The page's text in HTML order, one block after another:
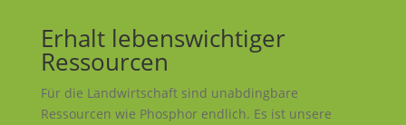
Erhalt lebenswichtiger
Ressourcen
Für die Landwirtschaft sind unabdingbare
Ressourcen wie Phosphor endlich. Es ist unsere